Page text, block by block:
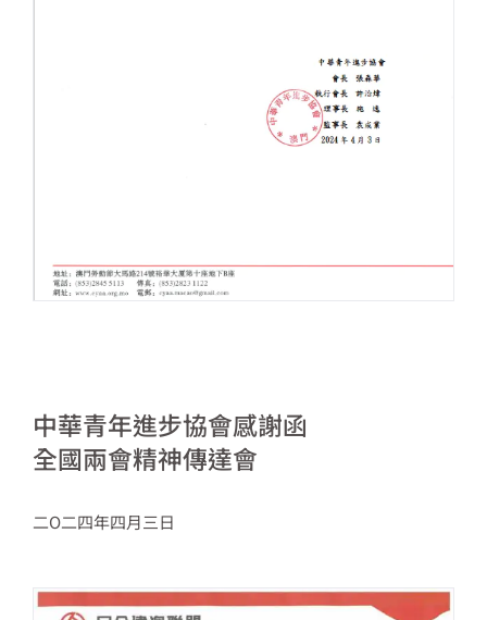
中華青年進步協會感謝函
全國兩會精神傳達會
二O二四年四月三日